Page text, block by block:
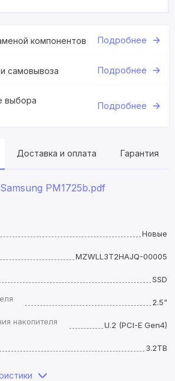
компонентов Подробнее
самовывоза Подробнее
выбора
Подробнее
Доставка и оплата Гарантия
PM1725b.pdf
Новые
MZWLL3T2HAJQ-00005
SSD
2.5"
накопителя
U.2 (PCI-E Gen4)
3.2TB